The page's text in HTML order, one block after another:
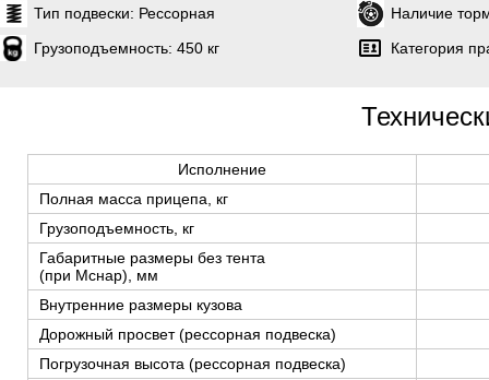
Тип подвески: Рессорная
Наличие
Грузоподъемность: 450 кг Категория
Исполнение
Полная масса прицепа, кг
Грузоподъемность, кг
Габаритные размеры без тента
(при Мснар), мм
Внутренние размеры кузова
Дорожный просвет (рессорная подвеска)
Погрузочная высота (рессорная подвеска)